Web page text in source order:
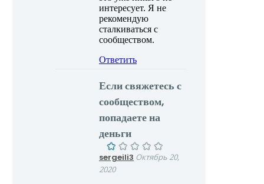
интересует. Я не
рекомендую
сталкиваться с
сообществом.
Ответить
Если свяжетесь с
сообществом,
попадаете на
деньги
sergeili3 Октябрь 20,
2020